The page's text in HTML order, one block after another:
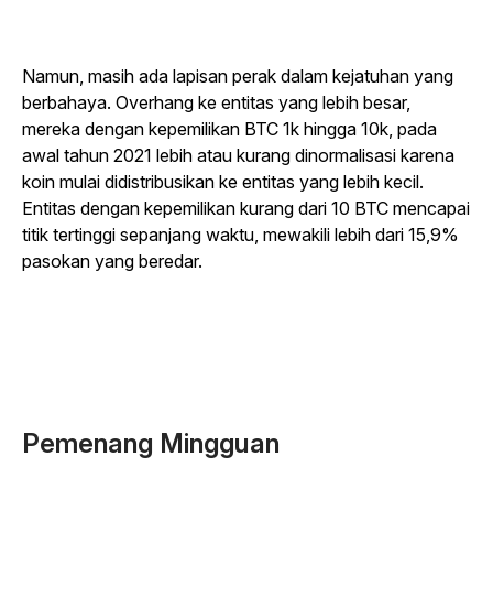
Namun, masih ada lapisan perak dalam kejatuhan yang
berbahaya. Overhang ke entitas yang lebih besar,
mereka dengan kepemilikan BTC 1k hingga 10k, pada
awal tahun 2021 lebih atau kurang dinormalisasi karena
koin mulai didistribusikan ke entitas yang lebih kecil.
Entitas dengan kepemilikan kurang dari 10 BTC mencapai
titik tertinggi sepanjang waktu, mewakili lebih dari 15,9%
pasokan yang beredar.
Pemenang Mingguan